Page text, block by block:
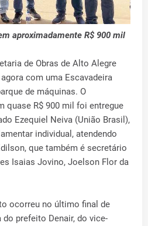
aproximadamente R$ 900 mil
de Obras de Alto Alegre
com uma Escavadeira
de máquinas. O
quase R$ 900 mil foi entregue
Ezequiel Neiva (União Brasil),
individual, atendendo
que também é secretário
Isaias Jovino, Joelson Flor da
ocorreu no último final de
prefeito Denair, do vice-